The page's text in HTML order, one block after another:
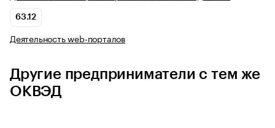
63.12
Деятельность web-порталов
Другие предприниматели с тем же
ОКВЭД